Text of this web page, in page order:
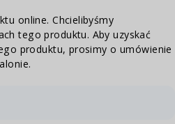
online. Chcielibyśmy
tego produktu. Aby uzyskać
produktu, prosimy o umówienie